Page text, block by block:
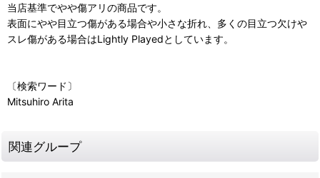
当店基準でやや傷アリの商品です。
表面にやや目立つ傷がある場合や小さな折れ、多くの目立つ欠けや
スレ傷がある場合はLightly Playedとしています。
〔検索ワード〕
Mitsuhiro Arita
関連グループ